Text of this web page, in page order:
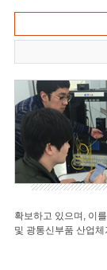
확보하고 있으며, 이
및 광통신부품 산업